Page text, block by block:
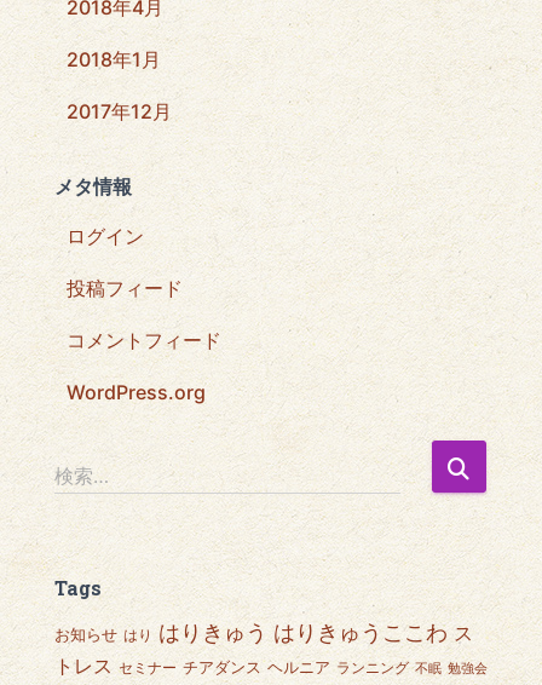
2018年4月
2018年1月
2017年12月
メタ情報
ログイン
投稿フィード
コメントフィード
WordPress.org
検
索
:
検索…
Tags
お知らせ はり はりきゅう はりきゅうここわ ス
トレス セミナー チアダンス ヘルニア ランニング 不眠 勉強会